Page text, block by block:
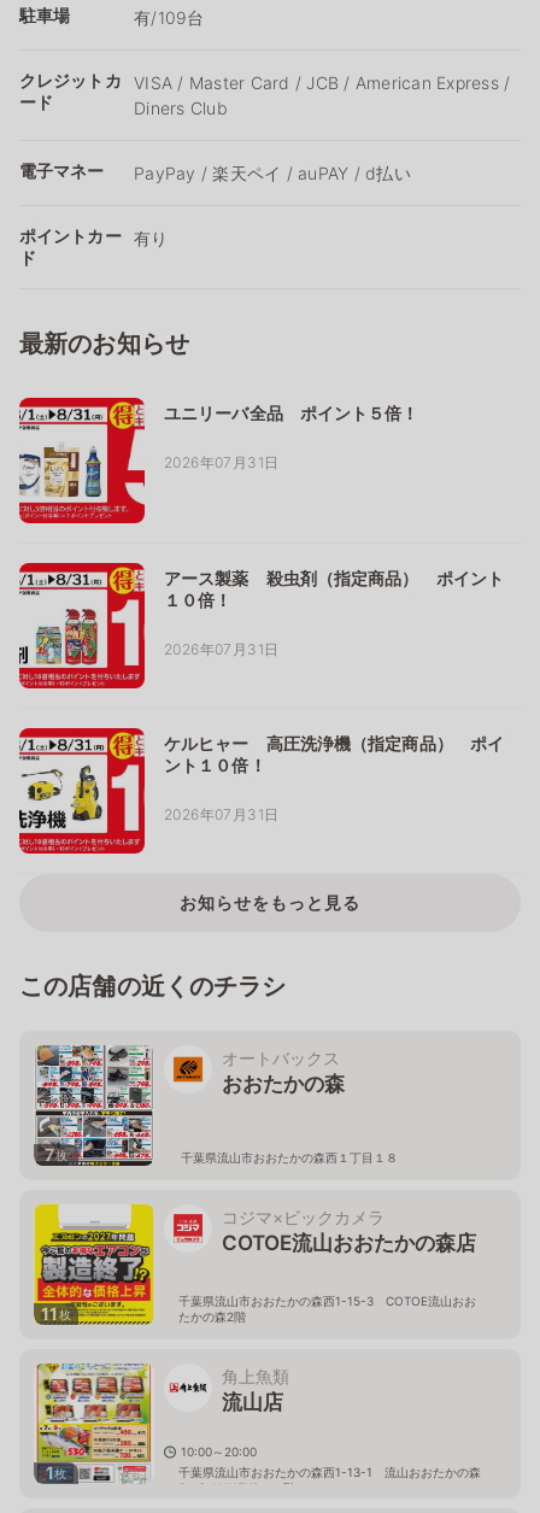
駐車場 有/109台
クレジットカ
ード
VISA / Master Card / JCB / American Express /
Diners Club
電子マネー PayPay / 楽天ペイ / auPAY / d払い
ポイントカー
ド
有り
最新のお知らせ
ユニリーバ全品 ポイント５倍！
2026年07月31日
アース製薬 殺虫剤（指定商品） ポイント
１０倍！
2026年07月31日
ケルヒャー 高圧洗浄機（指定商品） ポイ
ント１０倍！
2026年07月31日
お知らせをもっと見る
この店舗の近くのチラシ
7枚
オートバックス
おおたかの森
千葉県流山市おおたかの森西１丁目１８
11枚
コジマ×ビックカメラ
COTOE流山おおたかの森店
千葉県流山市おおたかの森西1-15-3 COTOE流山おお
たかの森2階
1枚
角上魚類
流山店
10:00～20:00
千葉県流山市おおたかの森西1-13-1 流山おおたかの森
S・C ANNEX2 １階